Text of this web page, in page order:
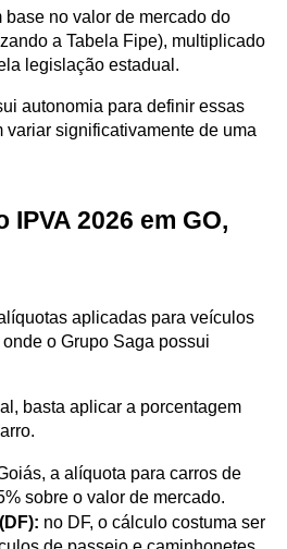
base no valor de mercado do
a Tabela Fipe), multiplicado
legislação estadual.
autonomia para definir essas
variar significativamente de uma
2026 em GO,
aplicadas para veículos
o Grupo Saga possui
basta aplicar a porcentagem
a alíquota para carros de
sobre o valor de mercado.
no DF, o cálculo costuma ser